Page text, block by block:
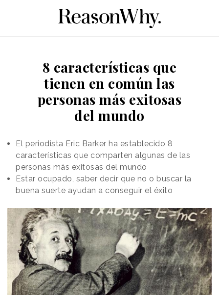
8 características que
tienen en común las
personas más exitosas
del mundo
El periodista Eric Barker ha establecido 8
características que comparten algunas de las
personas más exitosas del mundo
Estar ocupado, saber decir que no o buscar la
buena suerte ayudan a conseguir el éxito